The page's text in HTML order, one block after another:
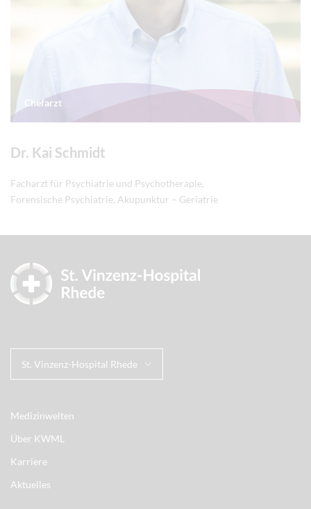
Chefarzt
Dr. Kai Schmidt
Facharzt für Psychiatrie und Psychotherapie,
Forensische Psychiatrie, Akupunktur – Geriatrie
St. Vinzenz-Hospital Rhede
Medizinwelten
Über KWML
Karriere
Aktuelles